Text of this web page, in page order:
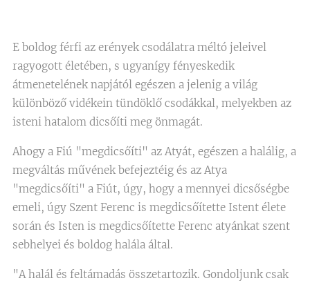
E boldog férfi az erények csodálatra méltó jeleivel
ragyogott életében, s ugyanígy fényeskedik
átmenetelének napjától egészen a jelenig a világ
különböző vidékein tündöklő csodákkal, melyekben az
isteni hatalom dicsőíti meg önmagát.
Ahogy a Fiú "megdicsőíti" az Atyát, egészen a halálig, a
megváltás művének befejeztéig és az Atya
"megdicsőíti" a Fiút, úgy, hogy a mennyei dicsőségbe
emeli, úgy Szent Ferenc is megdicsőítette Istent élete
során és Isten is megdicsőítette Ferenc atyánkat szent
sebhelyei és boldog halála által.
"A halál és feltámadás összetartozik. Gondoljunk csak